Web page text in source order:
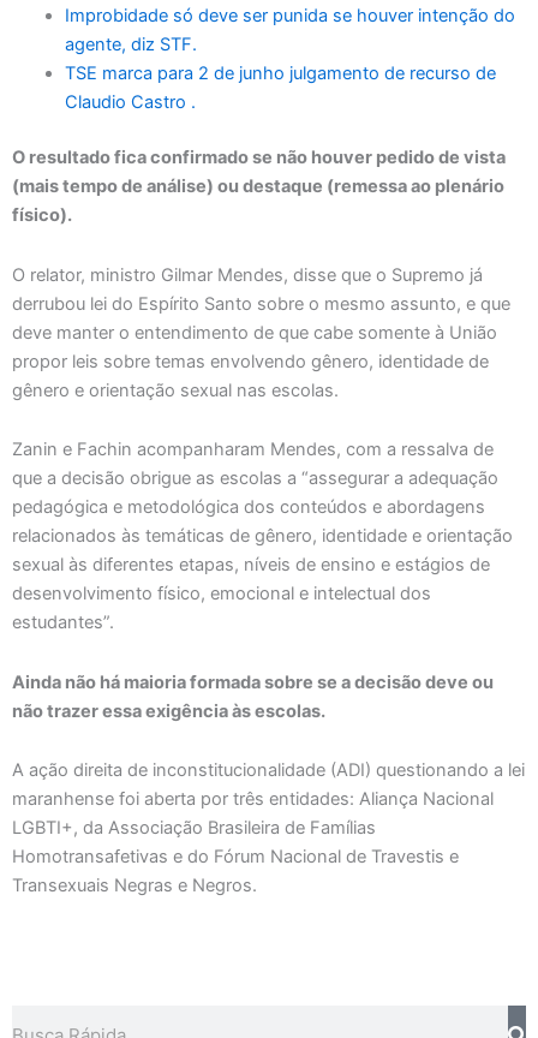
Improbidade só deve ser punida se houver intenção do
agente, diz STF.
TSE marca para 2 de junho julgamento de recurso de
Claudio Castro .
O resultado fica confirmado se não houver pedido de vista
(mais tempo de análise) ou destaque (remessa ao plenário
físico).
O relator, ministro Gilmar Mendes, disse que o Supremo já
derrubou lei do Espírito Santo sobre o mesmo assunto, e que
deve manter o entendimento de que cabe somente à União
propor leis sobre temas envolvendo gênero, identidade de
gênero e orientação sexual nas escolas.
Zanin e Fachin acompanharam Mendes, com a ressalva de
que a decisão obrigue as escolas a “assegurar a adequação
pedagógica e metodológica dos conteúdos e abordagens
relacionados às temáticas de gênero, identidade e orientação
sexual às diferentes etapas, níveis de ensino e estágios de
desenvolvimento físico, emocional e intelectual dos
estudantes”.
Ainda não há maioria formada sobre se a decisão deve ou
não trazer essa exigência às escolas.
A ação direita de inconstitucionalidade (ADI) questionando a lei
maranhense foi aberta por três entidades: Aliança Nacional
LGBTI+, da Associação Brasileira de Famílias
Homotransafetivas e do Fórum Nacional de Travestis e
Transexuais Negras e Negros.